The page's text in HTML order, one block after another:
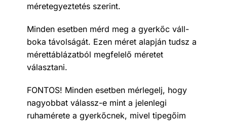
méretegyeztetés szerint.
Minden esetben mérd meg a gyerkőc váll-
boka távolságát. Ezen méret alapján tudsz a
mérettáblázatból megfelelő méretet
választani.
FONTOS! Minden esetben mérlegelj, hogy
nagyobbat válassz-e mint a jelenlegi
ruhamérete a gyerkőcnek, mivel tipegőim